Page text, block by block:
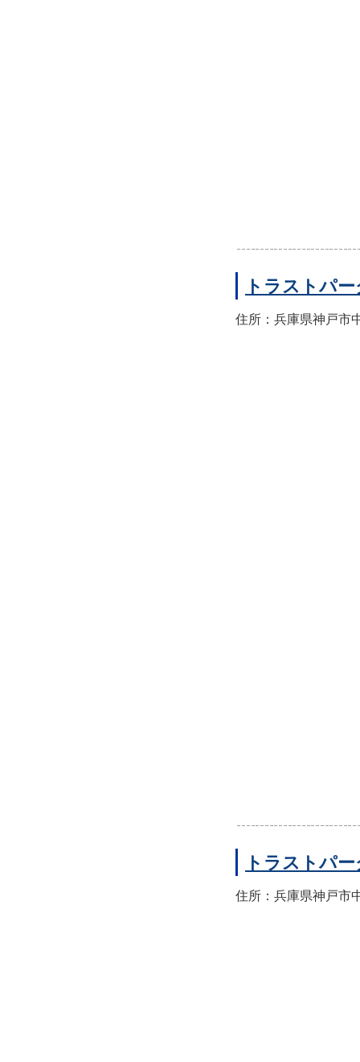
トラストパ
住所：兵庫県神戸市
トラストパ
住所：兵庫県神戸市